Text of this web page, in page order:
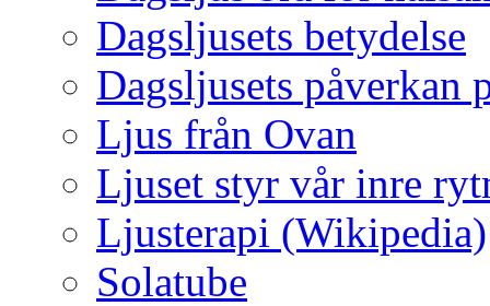
Dagsljusets betydelse
Dagsljusets påverkan
Ljus från Ovan
Ljuset styr vår inre
Ljusterapi (Wikipedia)
Solatube